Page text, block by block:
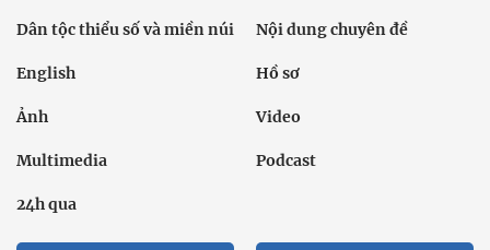
Dân tộc thiểu số và miền núi Nội dung chuyên đề
English Hồ sơ
Ảnh Video
Multimedia Podcast
24h qua